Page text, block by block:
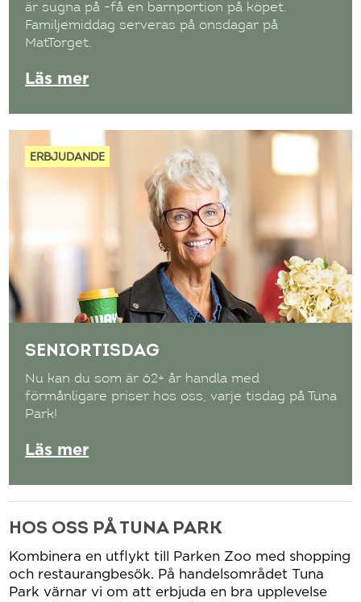
är sugna på -få en barnportion på köpet.
Familjemiddag serveras på onsdagar på
MatTorget.
Läs mer
SENIORTISDAG
ERBJUDANDE
Nu kan du som är 62+ år handla med
förmånligare priser hos oss, varje tisdag på Tuna
Park!
Läs mer
HOS OSS PÅ TUNA PARK
Kombinera en utflykt till Parken Zoo med shopping
och restaurangbesök. På handelsområdet Tuna
Park värnar vi om att erbjuda en bra upplevelse